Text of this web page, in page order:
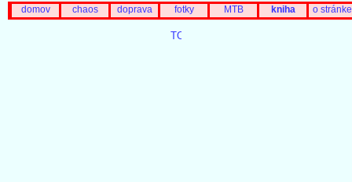
domov chaos doprava fotky MTB kniha o stránke